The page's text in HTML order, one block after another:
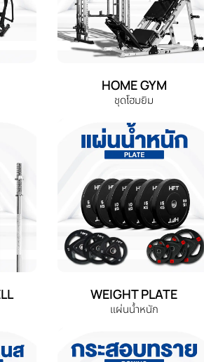
HOME GYM
ชุดโฮมยิม
WEIGHT PLATE
แผ่นน้ำหนัก